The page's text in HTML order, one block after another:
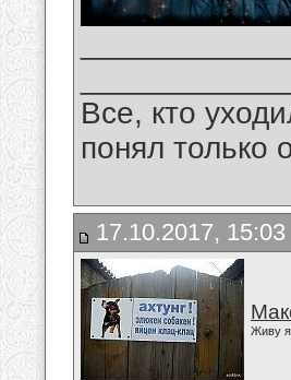
Все, кто
понял только
17.10.2017, 15:03
Живу я